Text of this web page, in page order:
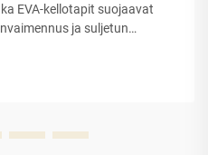
EVA-kellotapit suojaavat
ja suljetun
tappeihin...